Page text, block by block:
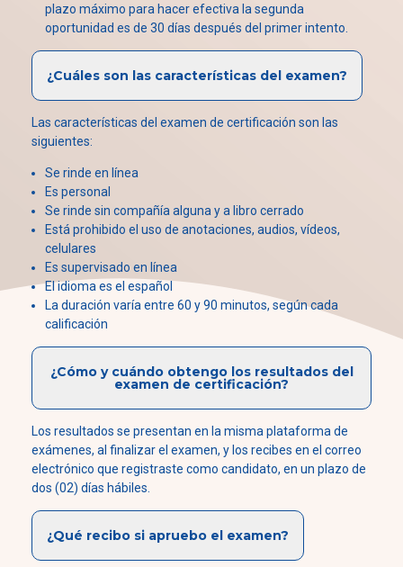
plazo máximo para hacer efectiva la segunda
oportunidad es de 30 días después del primer intento.
¿Cuáles son las características del examen?
Las características del examen de certificación son las
siguientes:
Se rinde en línea
Es personal
Se rinde sin compañía alguna y a libro cerrado
Está prohibido el uso de anotaciones, audios, vídeos,
celulares
Es supervisado en línea
El idioma es el español
La duración varía entre 60 y 90 minutos, según cada
calificación
¿Cómo y cuándo obtengo los resultados del
examen de certificación?
Los resultados se presentan en la misma plataforma de
exámenes, al finalizar el examen, y los recibes en el correo
electrónico que registraste como candidato, en un plazo de
dos (02) días hábiles.
¿Qué recibo si apruebo el examen?